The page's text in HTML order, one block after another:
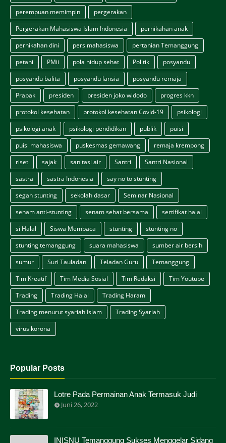
perempuan memimpin
pergerakan
Pergerakan Mahasiswa Islam Indonesia
pernikahan anak
pernikahan dini
pers mahasiswa
pertanian Temanggung
petani
PMii pola hidup sehat Politik
posyandu
posyandu balita
posyandu lansia
posyandu remaja
Prapak
presiden presiden joko widodo
progres kkn
protokol kesehatan
protokol kesehatan Covid-19
psikologi
psikologi anak
psikologi pendidikan publik
puisi
puisi mahasiswa
puskesmas gemawang
remaja krempong
riset
sajak sanitasi air Santri
Santri Nasional
sastra
sastra Indonesia
say no to stunting
segah stunting
sekolah dasar
Seminar Nasional
senam anti-stunting
senam sehat bersama
sertifikat halal
si Halal
Siswa Membaca stunting
stunting no
stunting temanggung
suara mahasiswa
sumber air bersih
sumur
Suri Tauladan Teladan Guru
Temanggung
Tim Kreatif
Tim Media Sosial Tim Redaksi
Tim Youtube
Trading
Trading Halal
Trading Haram
Trading menurut syariah Islam
Trading Syariah
virus korona
Popular Posts
Lotre Pada Permainan Anak Termasuk Judi
Juni 26, 2022
INISNU Temanggung Sukses Menggelar Sidang